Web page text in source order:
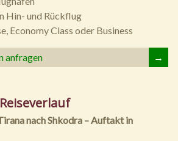
Hin- und Rückflug
Economy Class oder Business
anfragen →
nach Shkodra – Auftakt in